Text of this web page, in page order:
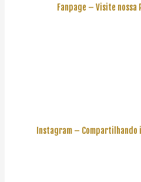
Fanpage – Visite nossa
Instagram – Compartilhando